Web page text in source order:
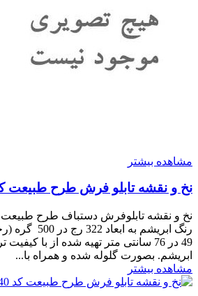
مشاهده بیشتر
نخ و نقشه تابلو فرش طرح طبیعت کد
49 در 76 سانتی متر تهیه شده از با
ابریشم. بصورت گلوله شده و همراه با...
مشاهده بیشتر